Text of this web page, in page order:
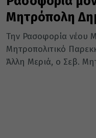
Μητρόπολη
Την Ρασοφορία νέου
Μητροπολιτικό
Άλλη Μεριά, ο Σεβ.